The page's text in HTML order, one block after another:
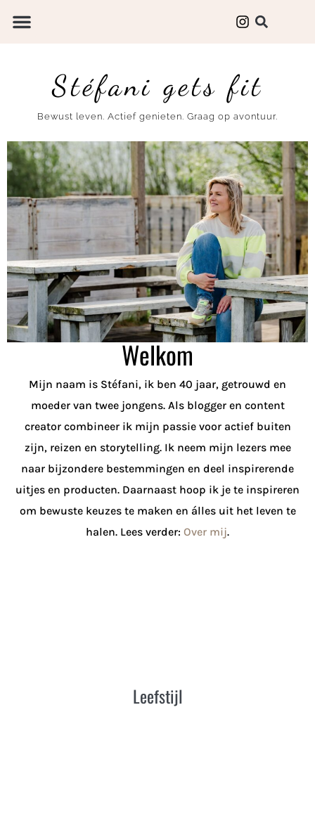
Stéfani gets fit
Bewust leven. Actief genieten. Graag op avontuur.
Welkom
Mijn naam is Stéfani, ik ben 40 jaar, getrouwd en
moeder van twee jongens. Als blogger en content
creator combineer ik mijn passie voor actief buiten
zijn, reizen en storytelling. Ik neem mijn lezers mee
naar bijzondere bestemmingen en deel inspirerende
uitjes en producten. Daarnaast hoop ik je te inspireren
om bewuste keuzes te maken en álles uit het leven te
halen. Lees verder: Over mij.
Leefstijl